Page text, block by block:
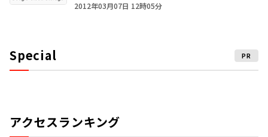
2012年03月07日 12時05分
Special PR
アクセスランキング